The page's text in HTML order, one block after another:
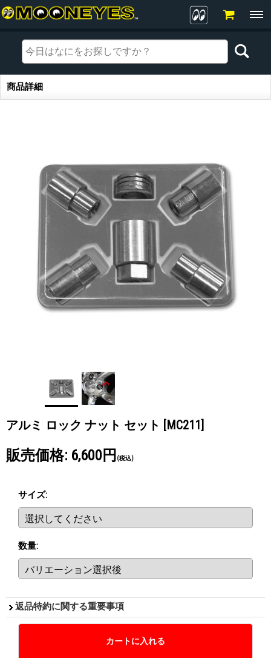
商品詳細
商品詳細
アルミ ロック ナット セット [MC211]
販売価格: 6,600円 (税込)
サイズ:
数量:
返品特約に関する重要事項